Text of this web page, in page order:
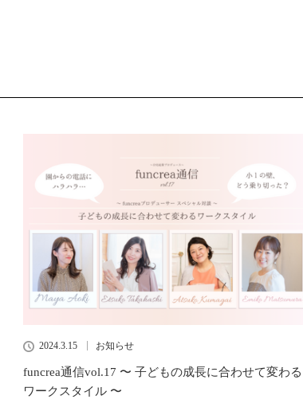
2024.3.15 お知らせ
funcrea通信vol.17 〜 子どもの成長に合わせて変わる
ワークスタイル 〜